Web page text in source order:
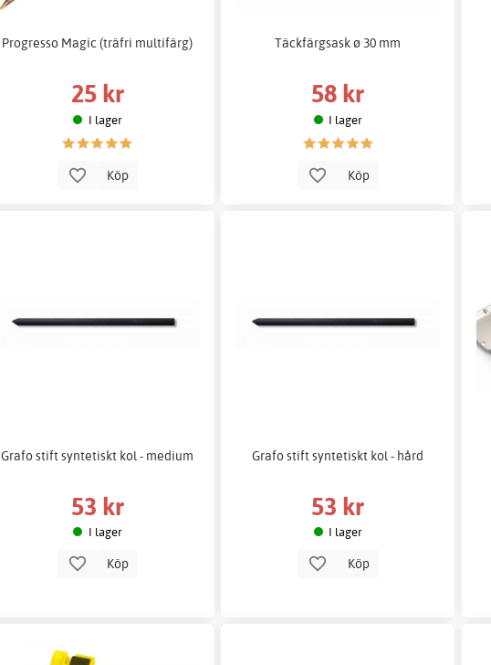
Progresso Magic (träfri multifärg)
25 kr
I lager
Köp
Täckfärgsask ø 30 mm
58 kr
I lager
Köp
Grafo stift syntetiskt kol - medium
53 kr
I lager
Köp
Grafo stift syntetiskt kol - hård
53 kr
I lager
Köp